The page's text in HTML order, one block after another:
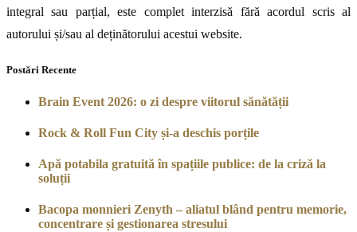
integral sau parțial, este complet interzisă fără acordul scris al
autorului și/sau al deținătorului acestui website.
Postări Recente
Brain Event 2026: o zi despre viitorul sănătății
Rock & Roll Fun City și-a deschis porțile
Apă potabila gratuită în spațiile publice: de la criză la
soluții
Bacopa monnieri Zenyth – aliatul blând pentru memorie,
concentrare și gestionarea stresului